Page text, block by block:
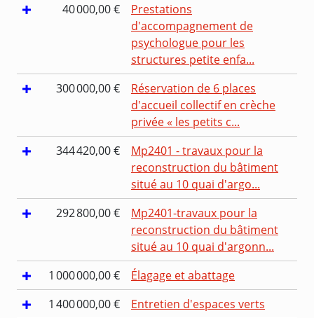
40 000,00 €
Prestations
d'accompagnement de
psychologue pour les
structures petite enfa...
300 000,00 €
Réservation de 6 places
d'accueil collectif en crèche
privée « les petits c...
344 420,00 €
Mp2401 - travaux pour la
reconstruction du bâtiment
situé au 10 quai d'argo...
292 800,00 €
Mp2401-travaux pour la
reconstruction du bâtiment
situé au 10 quai d'argonn...
1 000 000,00 €
Élagage et abattage
1 400 000,00 €
Entretien d'espaces verts